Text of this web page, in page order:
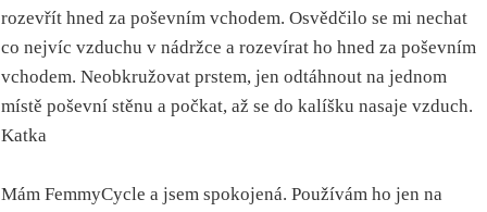
rozevřít hned za poševním vchodem. Osvědčilo se mi nechat
co nejvíc vzduchu v nádržce a rozevírat ho hned za poševním
vchodem. Neobkružovat prstem, jen odtáhnout na jednom
místě poševní stěnu a počkat, až se do kalíšku nasaje vzduch.
Katka
Mám FemmyCycle a jsem spokojená. Používám ho jen na